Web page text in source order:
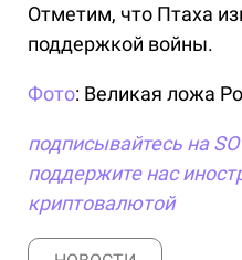
Отметим, что Птаха
поддержкой войны.
Фото: Великая ложа
подписывайтесь на
поддержите нас
криптовалютой